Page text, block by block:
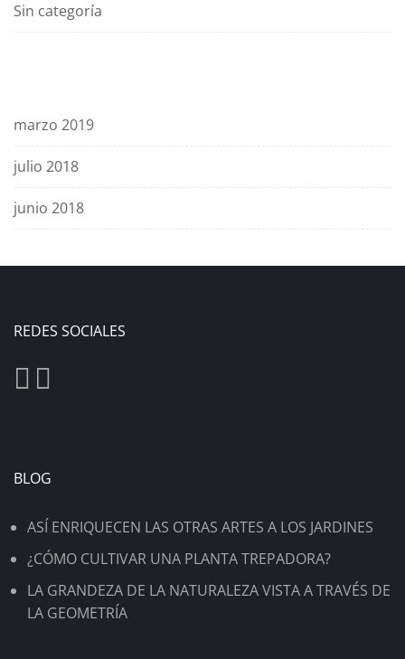
Sin categoría
marzo 2019
julio 2018
junio 2018
REDES SOCIALES
BLOG
ASÍ ENRIQUECEN LAS OTRAS ARTES A LOS JARDINES
¿CÓMO CULTIVAR UNA PLANTA TREPADORA?
LA GRANDEZA DE LA NATURALEZA VISTA A TRAVÉS DE
LA GEOMETRÍA